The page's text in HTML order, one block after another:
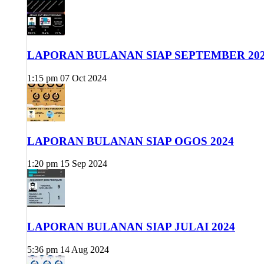
LAPORAN BULANAN SIAP SEPTEMBER
1:15 pm 07 Oct 2024
LAPORAN BULANAN SIAP OGOS 2024
1:20 pm 15 Sep 2024
LAPORAN BULANAN SIAP JULAI 2024
5:36 pm 14 Aug 2024